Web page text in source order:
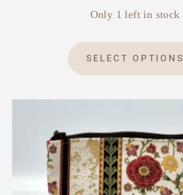
Only 1 left in stock
SELECT OPTIONS